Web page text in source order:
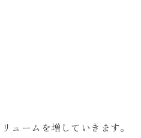
ュームを増していきます。